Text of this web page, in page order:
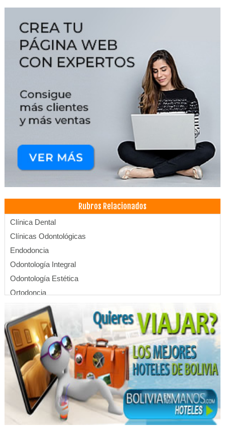
Rubros Relacionados
Clínica Dental
Clínicas Odontológicas
Endodoncia
Odontología Integral
Odontología Estética
Ortodoncia
Odontología
Periodoncia
Dentistas
Herramientas de construcción
Herramientas
Puertas de Tablero
Productos de Madera
Puertas